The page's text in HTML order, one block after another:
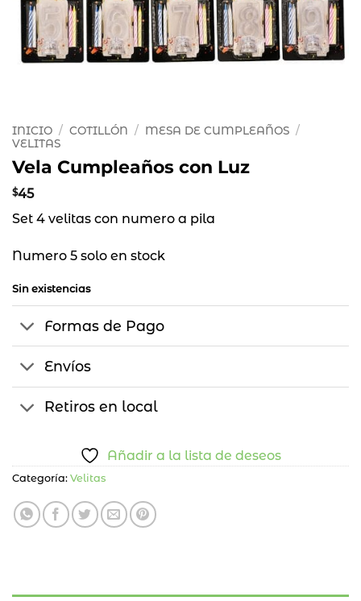
INICIO / COTILLÓN / MESA DE CUMPLEAÑOS /
VELITAS
Vela Cumpleaños con Luz
$45
Set 4 velitas con numero a pila
Numero 5 solo en stock
Sin existencias
Formas de Pago
Envíos
Retiros en local
Añadir a la lista de deseos
Categoría: Velitas